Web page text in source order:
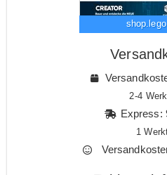
2-4
Express:
1